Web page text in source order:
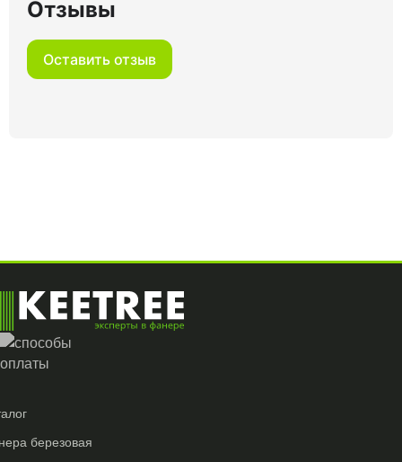
Отзывы
Оставить отзыв
березовая